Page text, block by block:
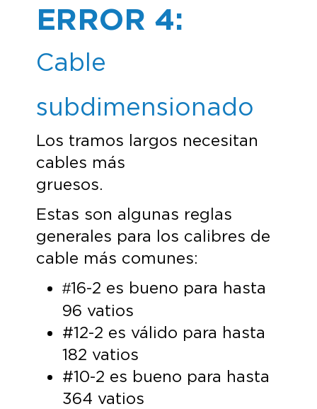
ERROR 4:
Cable
subdimensionado
Los tramos largos necesitan
cables más
Estas son algunas reglas
generales para los calibres de
cable más comunes:
#16-2 es bueno para hasta
96 vatios
#12-2 es válido para hasta
182 vatios
#10-2 es bueno para hasta
364 vatios